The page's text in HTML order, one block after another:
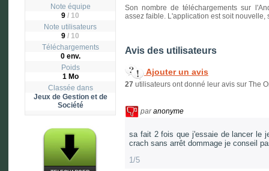
Note équipe
9 / 10
Note utilisateurs
9 / 10
Téléchargements
0 env.
Poids
1 Mo
Classée dans
Jeux de Gestion et de
Société
Son nombre de téléchargements sur
assez faible. L'application est soit
Avis des utilisateurs
Ajouter un avis
27 utilisateurs ont donné leur avis sur The
paranonyme
sa fait 2 fois que j'essaie de lancer le
crach sans arrêt dommage je conseil
1/5